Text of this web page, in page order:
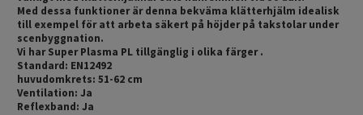
Med dessa funktioner är denna bekväma klätterhjälm idealisk
till exempel för att arbeta säkert på höjder på takstolar under
scenbyggnation.
Vi har Super Plasma PL tillgänglig i olika färger .
Standard: EN12492
huvudomkrets: 51-62 cm
Ventilation: Ja
Reflexband: Ja